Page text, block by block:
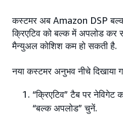
कस्टमर अब Amazon DSP
क्रिएटिव को बल्क में अपलोड
मैन्युअल कोशिश कम हो सकती है.
नया कस्टमर अनुभव नीचे दिखाया
“क्रिएटिव” टैब पर नेविगेट
“बल्क अपलोड” चुनें.